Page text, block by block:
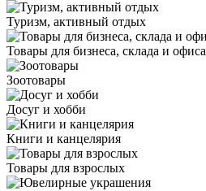
Туризм, активный отдых
Товары для бизнеса, склада и офиса
Зоотовары
Досуг и хобби
Книги и канцелярия
Товары для взрослых